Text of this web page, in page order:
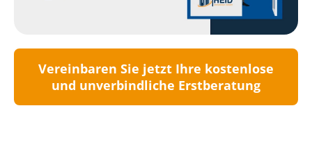
Vereinbaren Sie jetzt Ihre kostenlose
und unverbindliche Erstberatung